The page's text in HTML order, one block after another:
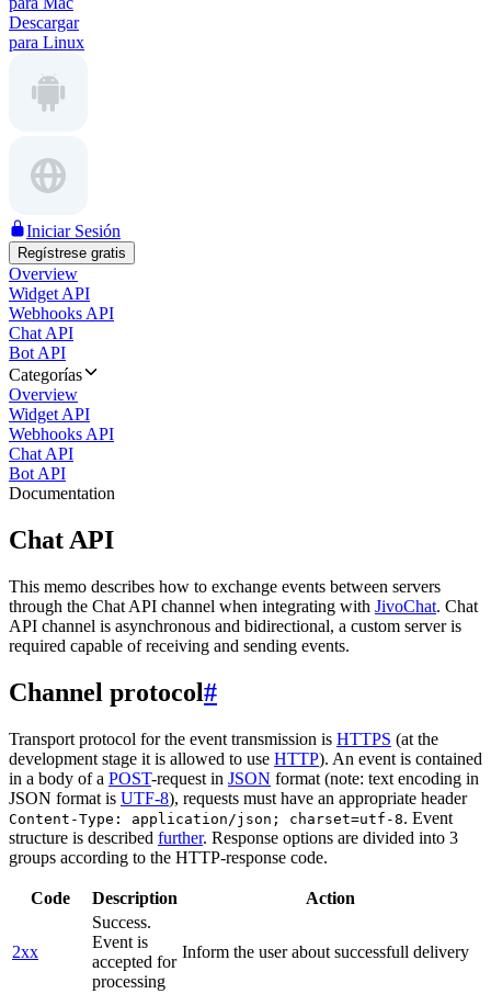
Descargar
para Linux
Iniciar Sesión
Regístrese gratis
Overview
Widget API
Webhooks API
Chat API
Bot API
Categorías
Overview
Widget API
Webhooks API
Chat API
Bot API
Documentation
Chat API
This memo describes how to exchange events between servers
through the Chat API channel when integrating with JivoChat. Chat
API channel is asynchronous and bidirectional, a custom server is
required capable of receiving and sending events.
Channel protocol#
Transport protocol for the event transmission is HTTPS (at the
development stage it is allowed to use HTTP). An event is contained
in a body of a POST-request in JSON format (note: text encoding in
JSON format is UTF-8), requests must have an appropriate header
Content-Type: application/json; charset=utf-8. Event
structure is described further. Response options are divided into 3
groups according to the HTTP-response code.
Code Description Action
2xx
Success.
Event is
accepted for
processing
Inform the user about successfull delivery